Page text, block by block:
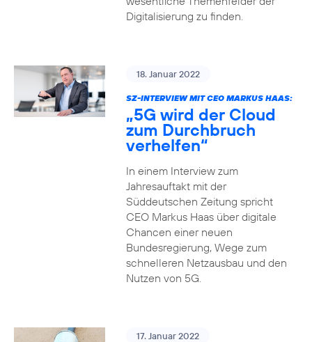
Digitalisierung zu finden.
18. Januar 2022
SZ-INTERVIEW MIT CEO MARKUS HAAS:
„5G wird der Cloud
zum Durchbruch
verhelfen“
In einem Interview zum
Jahresauftakt mit der
Süddeutschen Zeitung spricht
CEO Markus Haas über digitale
Chancen einer neuen
Bundesregierung, Wege zum
schnelleren Netzausbau und den
Nutzen von 5G.
17. Januar 2022